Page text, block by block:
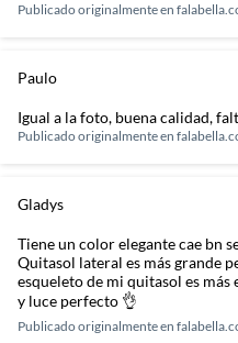
Publicado originalmente en
Paulo
Igual a la foto, buena calidad,
Publicado originalmente en
Gladys
Tiene un color elegante cae bn
Quitasol lateral es más grande
esqueleto de mi quitasol es más
y luce perfecto 👌
Publicado originalmente en